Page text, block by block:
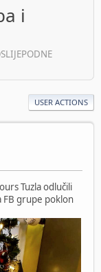
i
USER ACTIONS
Tuzla odlučili
FB grupe poklon